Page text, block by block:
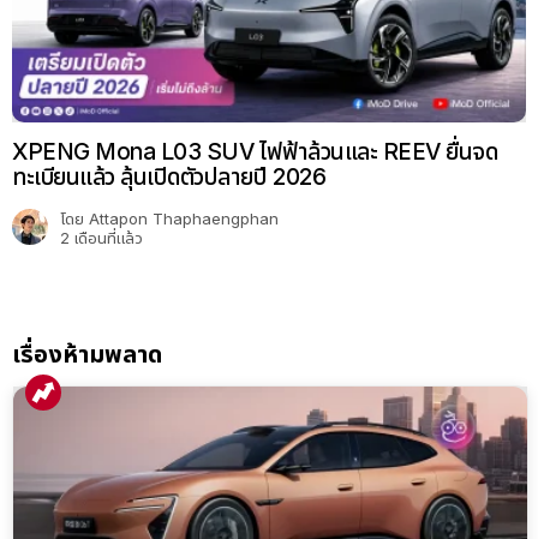
XPENG Mona L03 SUV ไฟฟ้าล้วนและ REEV ยื่นจด
ทะเบียนแล้ว ลุ้นเปิดตัวปลายปี 2026
โดย Attapon Thaphaengphan
2 เดือนที่แล้ว
เรื่องห้ามพลาด